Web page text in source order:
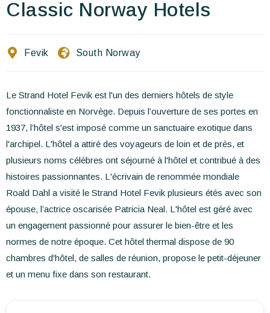
Ecrivez-nous
FR
Classic Norway Hotels
Fevik South Norway
Le Strand Hotel Fevik est l'un des derniers hôtels de style
fonctionnaliste en Norvège. Depuis l’ouverture de ses portes en
1937, l’hôtel s'est imposé comme un sanctuaire exotique dans
l'archipel. L'hôtel a attiré des voyageurs de loin et de près, et
plusieurs noms célèbres ont séjourné à l'hôtel et contribué à des
histoires passionnantes. L'écrivain de renommée mondiale
Roald Dahl a visité le Strand Hotel Fevik plusieurs étés avec son
épouse, l’actrice oscarisée Patricia Neal. L'hôtel est géré avec
un engagement passionné pour assurer le bien-être et les
normes de notre époque. Cet hôtel thermal dispose de 90
chambres d'hôtel, de salles de réunion, propose le petit-déjeuner
et un menu fixe dans son restaurant.